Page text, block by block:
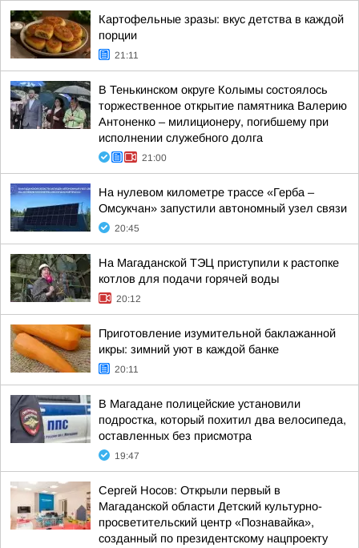
Картофельные зразы: вкус детства в каждой
порции
21:11
В Тенькинском округе Колымы состоялось
торжественное открытие памятника Валерию
Антоненко – милиционеру, погибшему при
исполнении служебного долга
21:00
На нулевом километре трассе «Герба –
Омсукчан» запустили автономный узел связи
20:45
На Магаданской ТЭЦ приступили к растопке
котлов для подачи горячей воды
20:12
Приготовление изумительной баклажанной
икры: зимний уют в каждой банке
20:11
В Магадане полицейские установили
подростка, который похитил два велосипеда,
оставленных без присмотра
19:47
Сергей Носов: Открыли первый в
Магаданской области Детский культурно-
просветительский центр «Познавайка»,
созданный по президентскому нацпроекту